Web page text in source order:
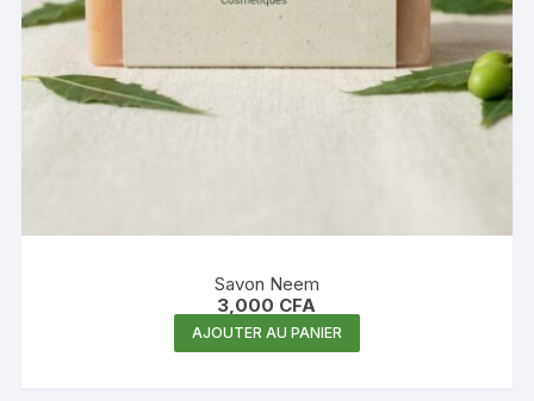
Savon Neem
3,000 CFA
AJOUTER AU PANIER